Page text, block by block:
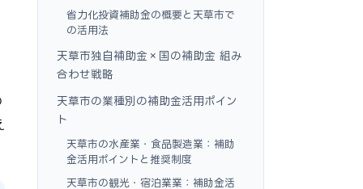
省力化投資補助金の概要と天草市で
の活用法
天草市独自補助金×国の補助金 組み
合わせ戦略
天草市の業種別の補助金活用ポイン
ト
天草市の水産業・食品製造業：補助
金活用ポイントと推奨制度
天草市の観光・宿泊業業：補助金活